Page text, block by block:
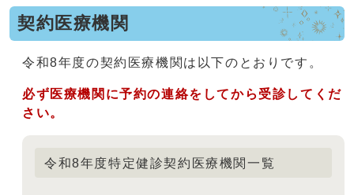
契約医療機関
令和8年度の契約医療機関は以下のとおりです。
必ず医療機関に予約の連絡をしてから受診してくだ
さい。
令和8年度特定健診契約医療機関一覧